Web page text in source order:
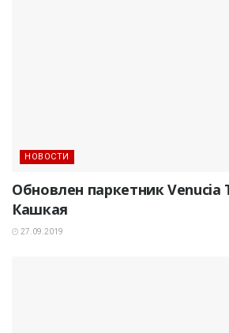
НОВОСТИ
Обновлен паркетник Venucia
Кашкая
27.09.2019